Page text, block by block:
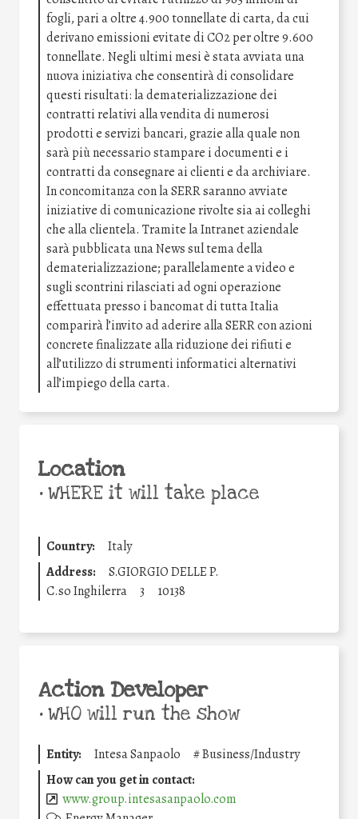
fogli, pari a oltre 4.900 tonnellate di carta, da cui
derivano emissioni evitate di CO2 per oltre 9.600
tonnellate. Negli ultimi mesi è stata avviata una
nuova iniziativa che consentirà di consolidare
questi risultati: la dematerializzazione dei
contratti relativi alla vendita di numerosi
prodotti e servizi bancari, grazie alla quale non
sarà più necessario stampare i documenti e i
contratti da consegnare ai clienti e da archiviare.
In concomitanza con la SERR saranno avviate
iniziative di comunicazione rivolte sia ai colleghi
che alla clientela. Tramite la Intranet aziendale
sarà pubblicata una News sul tema della
dematerializzazione; parallelamente a video e
sugli scontrini rilasciati ad ogni operazione
effettuata presso i bancomat di tutta Italia
comparirà l’invito ad aderire alla SERR con azioni
concrete finalizzate alla riduzione dei rifiuti e
all’utilizzo di strumenti informatici alternativi
all’impiego della carta.
Location
•WHERE it will take place
Country:
Italy
Address:
S.GIORGIO DELLE P.
C.so Inghilerra
3 10138
Action Developer
•WHO will run the show
Entity: Intesa Sanpaolo #Business/Industry
How can you get in contact:
www.group.intesasanpaolo.com